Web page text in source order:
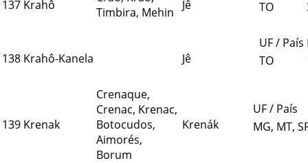
137 Krahô
Timbira, Mehin
Jê
TO
138 Krahô-Kanela Jê
UF / País
TO
139 Krenak
Crenaque,
Crenac, Krenac,
Botocudos,
Aimorés,
Borum
Krenák
UF / País
MG, MT,